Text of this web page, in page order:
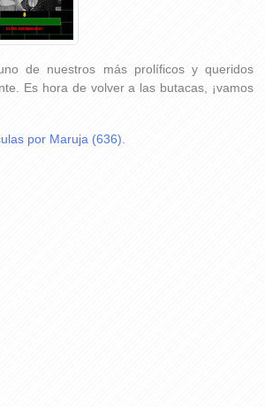
de nuestros más prolíficos y queridos
Es hora de volver a las butacas, ¡vamos
por Maruja (636).